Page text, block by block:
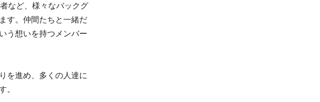
など、様々なバックグ
す。仲間たちと一緒だ
う想いを持つメンバー
を進め、多くの人達に
。